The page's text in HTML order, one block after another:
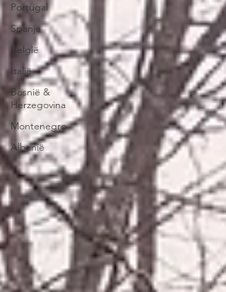
Portugal
Spanje
België
Italië
Bosnië &
Herzegovina
Montenegro
Albanië